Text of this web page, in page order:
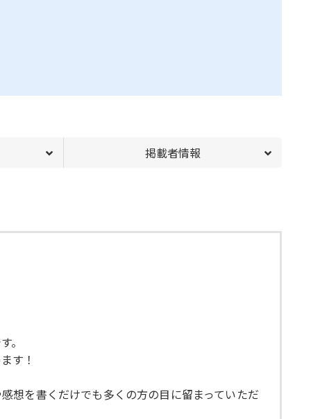
掲載者情報
。
す！
想を書くだけでも多くの方の目に留まっていただ